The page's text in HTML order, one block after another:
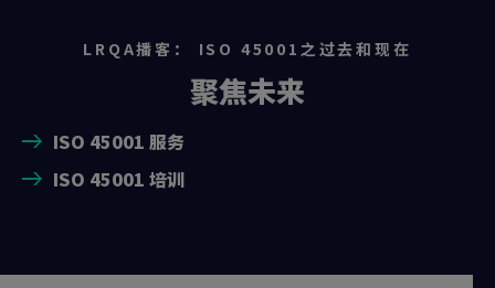
聚焦未来
LRQA播客： ISO 45001之过去和现在
ISO 45001 服务
ISO 45001 培训